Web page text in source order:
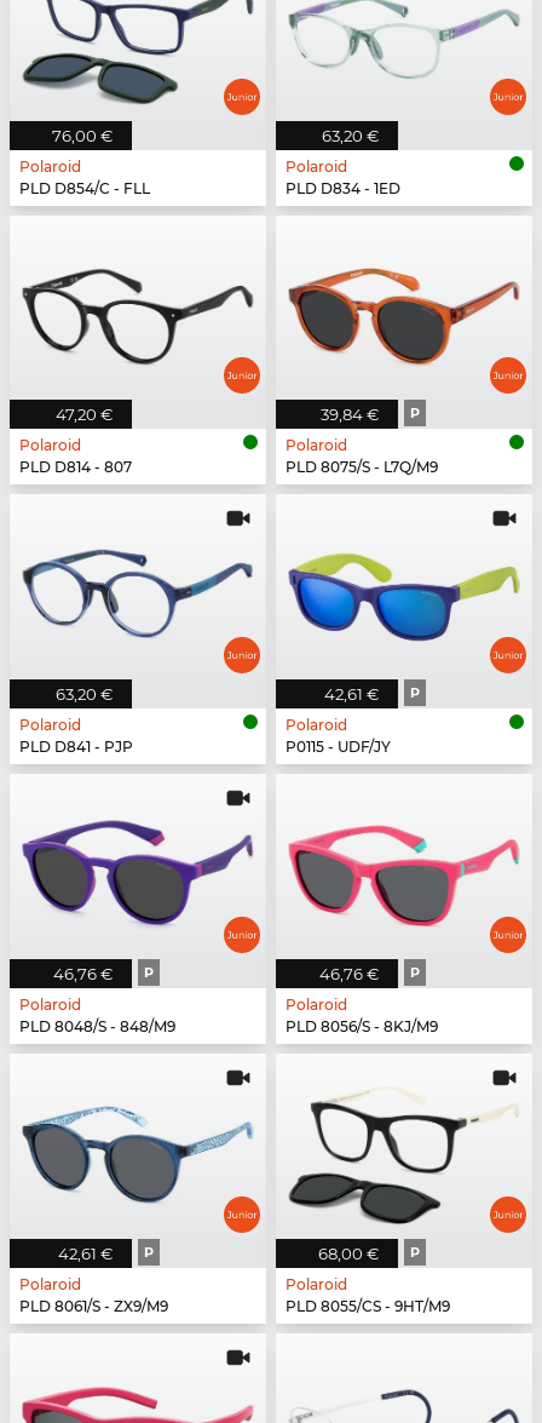
76,00 €
Polaroid
PLD D854/C - FLL
63,20 €
Polaroid
PLD D834 - 1ED
47,20 €
Polaroid
PLD D814 - 807
39,84 € P
Polaroid
PLD 8075/S - L7Q/M9
63,20 €
Polaroid
PLD D841 - PJP
42,61 € P
Polaroid
P0115 - UDF/JY
46,76 € P
Polaroid
PLD 8048/S - 848/M9
46,76 € P
Polaroid
PLD 8056/S - 8KJ/M9
42,61 € P
Polaroid
PLD 8061/S - ZX9/M9
68,00 € P
Polaroid
PLD 8055/CS - 9HT/M9